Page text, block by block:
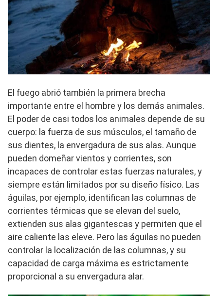
El fuego abrió también la primera brecha
importante entre el hombre y los demás animales.
El poder de casi todos los animales depende de su
cuerpo: la fuerza de sus músculos, el tamaño de
sus dientes, la envergadura de sus alas. Aunque
pueden domeñar vientos y corrientes, son
incapaces de controlar estas fuerzas naturales, y
siempre están limitados por su diseño físico. Las
águilas, por ejemplo, identifican las columnas de
corrientes térmicas que se elevan del suelo,
extienden sus alas gigantescas y permiten que el
aire caliente las eleve. Pero las águilas no pueden
controlar la localización de las columnas, y su
capacidad de carga máxima es estrictamente
proporcional a su envergadura alar.